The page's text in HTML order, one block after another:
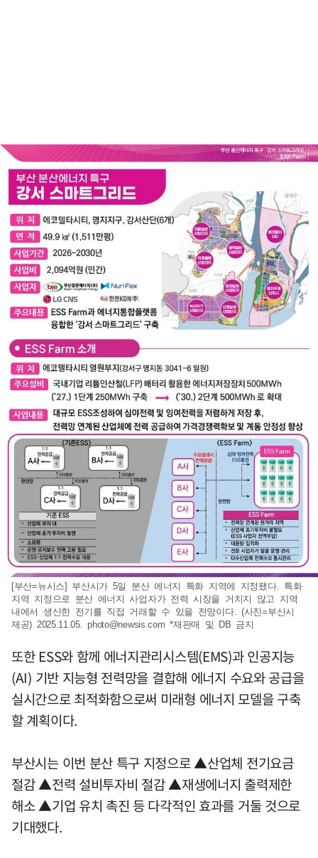
[부산=뉴시스] 부산시가 5일 분산 에너지 특화 지역에 지정됐다. 특화
지역 지정으로 분산 에너지 사업자가 전력 시장을 거치지 않고 지역
내에서 생산한 전기를 직접 거래할 수 있을 전망이다. (사진=부산시
제공) 2025.11.05.photo@newsis.com *재판매 및 DB 금지
또한 ESS와 함께 에너지관리시스템(EMS)과 인공지능
(AI) 기반 지능형 전력망을 결합해 에너지 수요와 공급을
실시간으로 최적화함으로써 미래형 에너지 모델을 구축
할 계획이다.
부산시는 이번 분산 특구 지정으로 ▲산업체 전기요금
절감 ▲전력 설비투자비 절감 ▲재생에너지 출력제한
해소 ▲기업 유치 촉진 등 다각적인 효과를 거둘 것으로
기대했다.